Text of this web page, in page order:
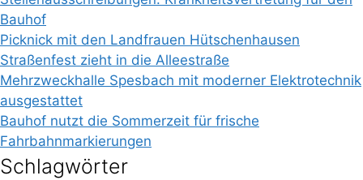
Bauhof
Picknick mit den Landfrauen Hütschenhausen
Straßenfest zieht in die Alleestraße
Mehrzweckhalle Spesbach mit moderner Elektrotechnik
ausgestattet
Bauhof nutzt die Sommerzeit für frische
Fahrbahnmarkierungen
Schlagwörter